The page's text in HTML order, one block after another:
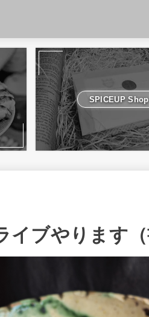
SPICEUP Shop
イブやります（